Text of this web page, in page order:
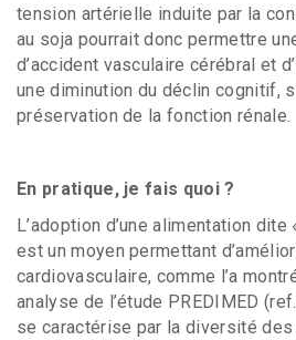
tension artérielle induite par la
au soja pourrait donc permettre
d’accident vasculaire cérébral et
une diminution du déclin cognitif,
préservation de la fonction rénale.
En pratique, je fais quoi ?
L’adoption d’une alimentation dite
est un moyen permettant
cardiovasculaire, comme l’a
analyse de l’étude PREDIMED
se caractérise par la diversité